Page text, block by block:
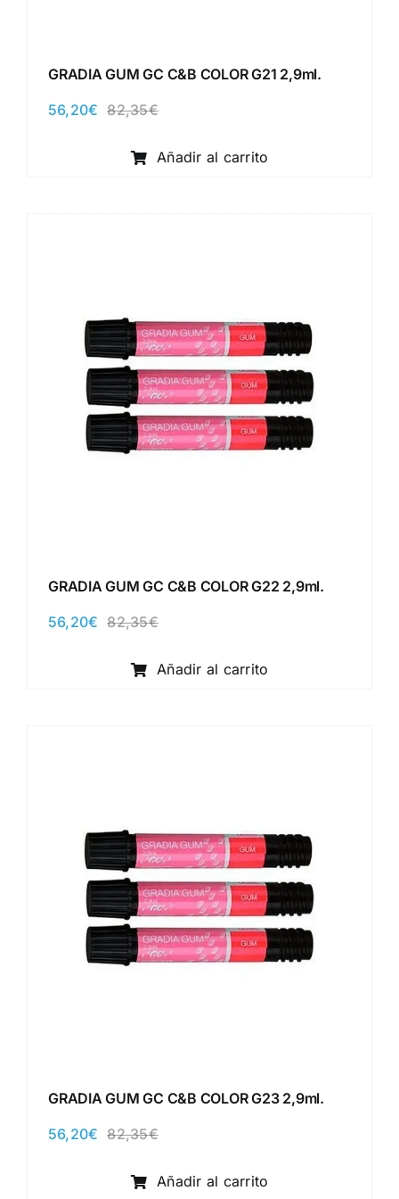
GRADIA GUM GC C&B COLOR G21 2,9ml.
82,35€El
original
era:
56,20€
El
actual
es:
Añadir al carrito
GRADIA GUM GC C&B COLOR G22 2,9ml.
82,35€El
original
era:
56,20€
El
actual
es:
Añadir al carrito
GRADIA GUM GC C&B COLOR G23 2,9ml.
82,35€El
original
era:
56,20€
El
actual
es:
Añadir al carrito